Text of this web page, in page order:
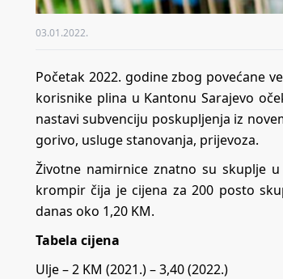
03.01.2022.
Početak 2022. godine zbog povećane
korisnike plina u Kantonu Sarajevo
nastavi subvenciju poskupljenja iz
gorivo, usluge stanovanja, prijevoza.
Životne namirnice znatno su skuplje
krompir čija je cijena za 200 posto
danas oko 1,20 KM.
Tabela cijena
Ulje – 2 KM (2021.) – 3,40 (2022.)